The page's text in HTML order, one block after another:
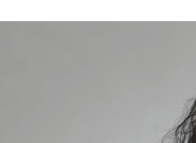
Unser
Bitte anmelden,